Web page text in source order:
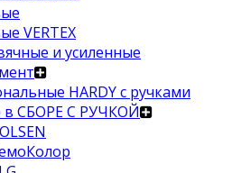
VERTEX
и усиленные
HARDY с ручками
в СБОРЕ С РУЧКОЙ